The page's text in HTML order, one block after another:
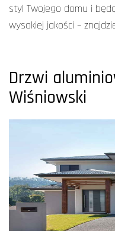
styl Twojego domu i
wysokiej jakości –
Drzwi
Wiśniowski